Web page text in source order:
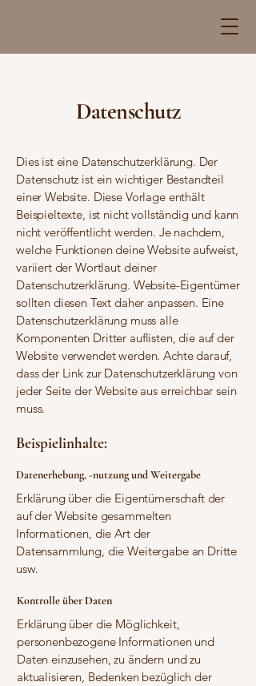
Datenschutz
Dies ist eine Datenschutzerklärung. Der
Datenschutz ist ein wichtiger Bestandteil
einer Website. Diese Vorlage enthält
Beispieltexte, ist nicht vollständig und kann
nicht veröffentlicht werden. Je nachdem,
welche Funktionen deine Website aufweist,
variiert der Wortlaut deiner
Datenschutzerklärung. Website-Eigentümer
sollten diesen Text daher anpassen. Eine
Datenschutzerklärung muss alle
Komponenten Dritter auflisten, die auf der
Website verwendet werden. Achte darauf,
dass der Link zur Datenschutzerklärung von
jeder Seite der Website aus erreichbar sein
muss.
Beispielinhalte:
Datenerhebung, -nutzung und Weitergabe
Erklärung über die Eigentümerschaft der
auf der Website gesammelten
Informationen, die Art der
Datensammlung, die Weitergabe an Dritte
usw.
Kontrolle über Daten
Erklärung über die Möglichkeit,
personenbezogene Informationen und
Daten einzusehen, zu ändern und zu
aktualisieren, Bedenken bezüglich der